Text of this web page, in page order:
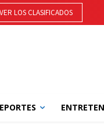
VER LOS CLASIFICADOS